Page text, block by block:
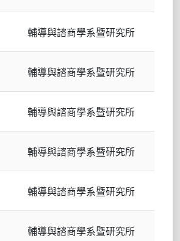
輔導與諮商學系暨研究所
輔導與諮商學系暨研究所
輔導與諮商學系暨研究所
輔導與諮商學系暨研究所
輔導與諮商學系暨研究所
輔導與諮商學系暨研究所